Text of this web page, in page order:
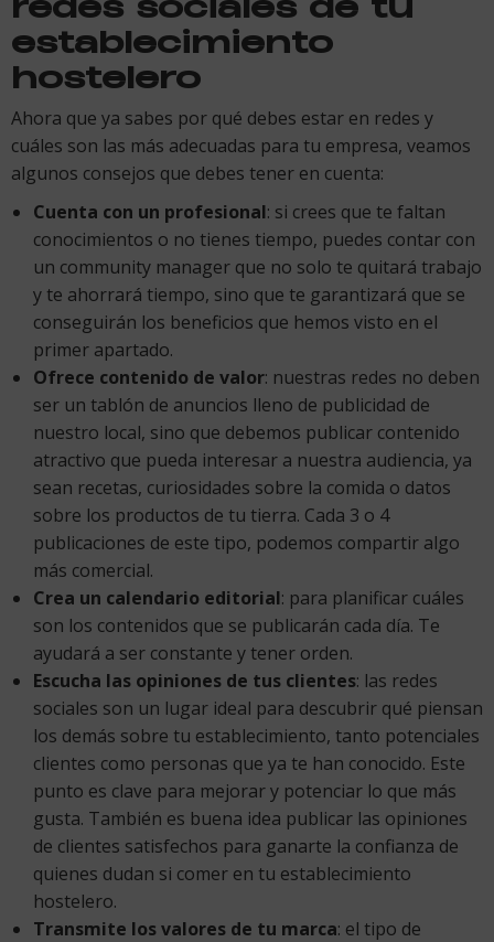
establecimiento
hostelero
Ahora que ya sabes por qué debes estar en redes y
cuáles son las más adecuadas para tu empresa, veamos
algunos consejos que debes tener en cuenta:
Cuenta con un profesional: si crees que te faltan
conocimientos o no tienes tiempo, puedes contar con
un community manager que no solo te quitará trabajo
y te ahorrará tiempo, sino que te garantizará que se
conseguirán los beneficios que hemos visto en el
primer apartado.
Ofrece contenido de valor: nuestras redes no deben
ser un tablón de anuncios lleno de publicidad de
nuestro local, sino que debemos publicar contenido
atractivo que pueda interesar a nuestra audiencia, ya
sean recetas, curiosidades sobre la comida o datos
sobre los productos de tu tierra. Cada 3 o 4
publicaciones de este tipo, podemos compartir algo
más comercial.
Crea un calendario editorial: para planificar cuáles
son los contenidos que se publicarán cada día. Te
ayudará a ser constante y tener orden.
Escucha las opiniones de tus clientes: las redes
sociales son un lugar ideal para descubrir qué piensan
los demás sobre tu establecimiento, tanto potenciales
clientes como personas que ya te han conocido. Este
punto es clave para mejorar y potenciar lo que más
gusta. También es buena idea publicar las opiniones
de clientes satisfechos para ganarte la confianza de
quienes dudan si comer en tu establecimiento
hostelero.
Transmite los valores de tu marca: el tipo de